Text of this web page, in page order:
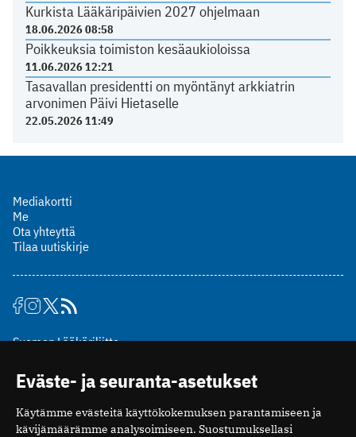
Kurkista Lääkäripäivien 2027 ohjelmaan
18.06.2026 08:58
Poikkeuksia toimiston kesäaukioloissa
11.06.2026 12:21
Tasavallan presidentti on myöntänyt arkkiatrin
arvonimen Päivi Hietaselle
22.05.2026 11:49
Mediakortti
Me
Ota yhteyttä
Tilaa uutiskirje
Suomen Lääkäriliitto
00510 Helsinki
puh. (09) 393 091
toimitus@potilaanlaakarilehti.fi
Eväste- ja seuranta-asetukset
Käytämme evästeitä käyttökokemuksen parantamiseen ja
kävijämäärämme analysoimiseen. Suostumuksellasi